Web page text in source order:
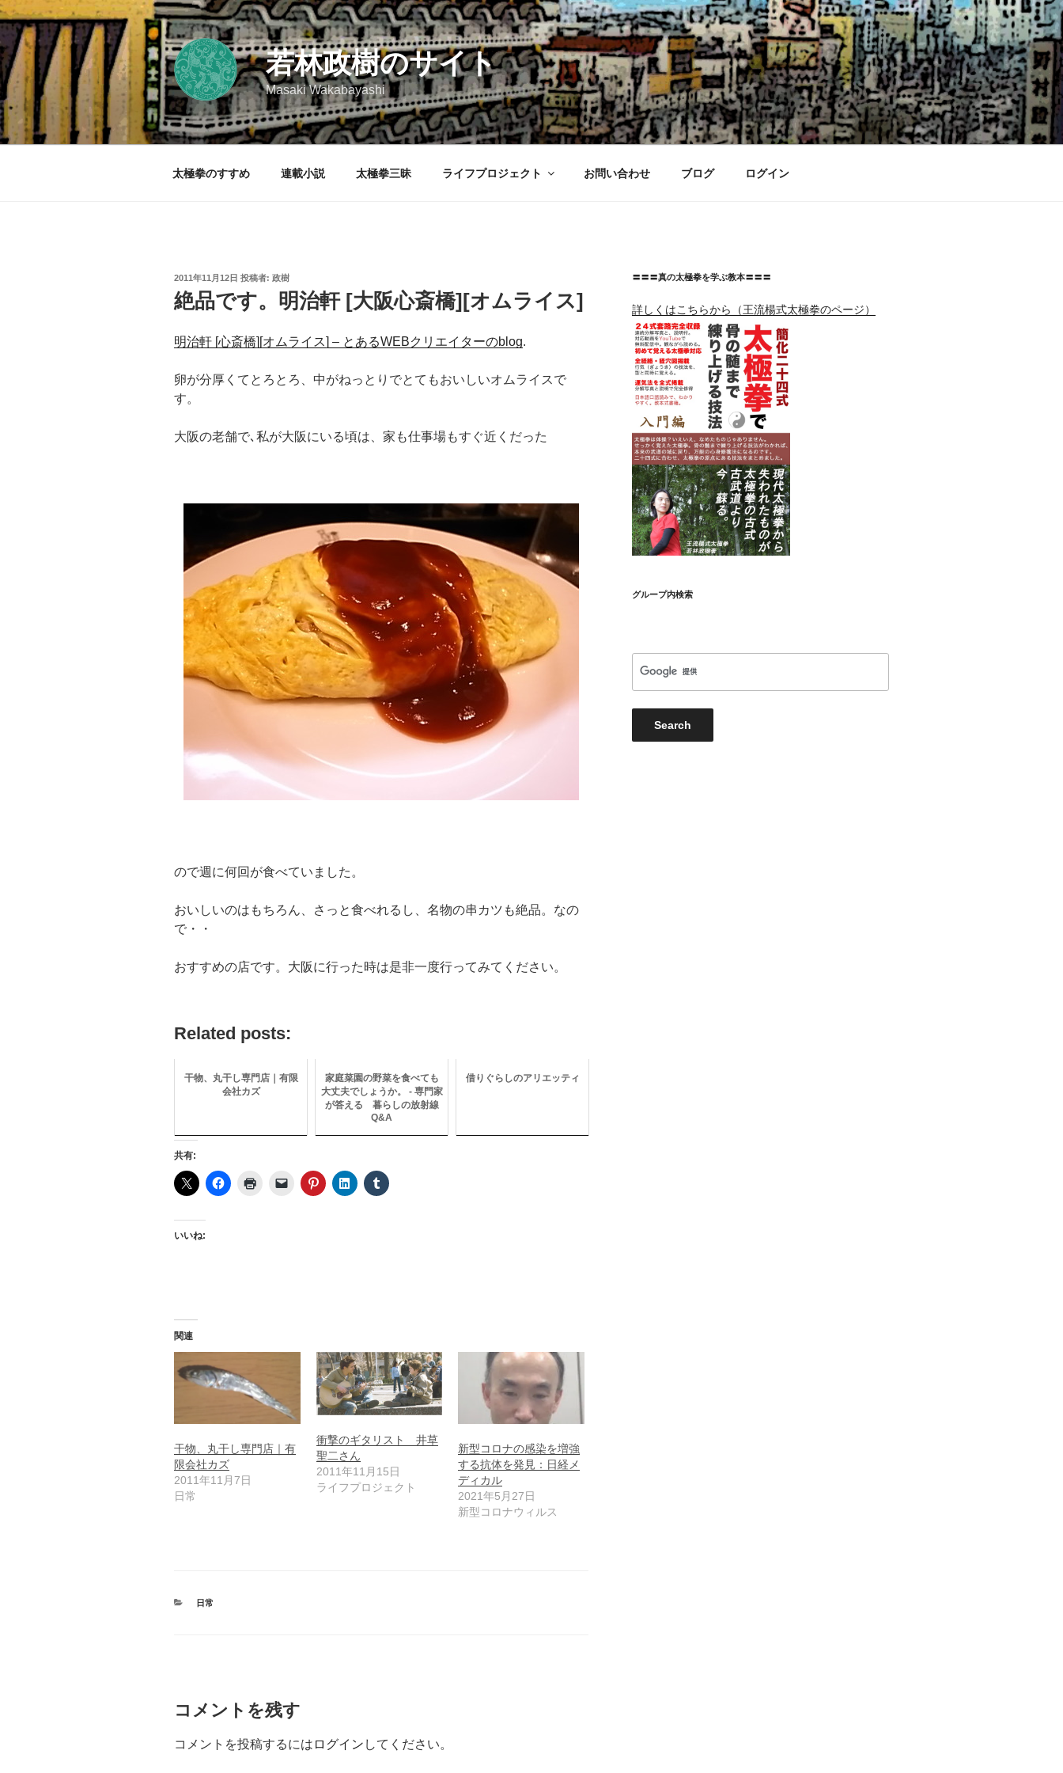
コ
ン
テ
ン
ツ
へ
ス
キ
若林政樹のサイト
Masaki Wakabayashi
太極拳のすすめ 連載小説 太極拳三昧 ライフプロジェクト お問い合わせ ブログ ログイン
投
稿
日:
2011年11月12日 投稿者: 政樹
絶品です。明治軒 [大阪心斎橋][オムライス]
明治軒 [心斎橋][オムライス] – とあるWEBクリエイターのblog.
卵が分厚くてとろとろ、中がねっとりでとてもおいしいオムライスで
す。
大阪の老舗で､私が大阪にいる頃は、家も仕事場もすぐ近くだった
ので週に何回が食べていました。
おいしいのはもちろん、さっと食べれるし、名物の串カツも絶品。なの
で・・
おすすめの店です。大阪に行った時は是非一度行ってみてください。
Related posts:
干物、丸干し専門店｜有限
会社カズ
家庭菜園の野菜を食べても
大丈夫でしょうか。 - 専門家
が答える 暮らしの放射線
Q&A
借りぐらしのアリエッティ
共有:
いいね:
関連
干物、丸干し専門店｜有
限会社カズ
2011年11月7日
日常
衝撃のギタリスト 井草
聖二さん
2011年11月15日
ライフプロジェクト
新型コロナの感染を増強
する抗体を発見：日経メ
ディカル
2021年5月27日
新型コロナウィルス
カ
日常
コメントを残す
コメントを投稿するには ログイン してください。
〓〓〓真の太極拳を学ぶ教本〓〓〓
詳しくはこちらから（王流楊式太極拳のページ）
グループ内検索